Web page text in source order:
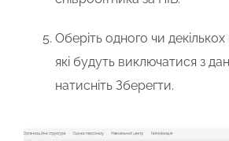
Оберіть одного чи декількох
які будуть виключатися з
натисніть Зберегти.